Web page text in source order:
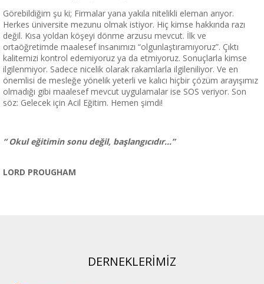
Görebildiğim şu ki; Firmalar yana yakıla nitelikli eleman arıyor.
Herkes üniversite mezunu olmak istiyor. Hiç kimse hakkında razı
değil. Kısa yoldan köşeyi dönme arzusu mevcut. İlk ve
ortaöğretimde maalesef insanımızı “olgunlaştıramıyoruz”. Çıktı
kalitemizi kontrol edemiyoruz ya da etmiyoruz. Sonuçlarla kimse
ilgilenmiyor. Sadece nicelik olarak rakamlarla ilgileniliyor. Ve en
önemlisi de mesleğe yönelik yeterli ve kalıcı hiçbir çözüm arayışımız
olmadığı gibi maalesef mevcut uygulamalar ise SOS veriyor. Son
söz: Gelecek için Acil Eğitim. Hemen şimdi!
“ Okul eğitimin sonu değil, başlangıcıdır…”
LORD PROUGHAM
DERNEKLERİMİZ